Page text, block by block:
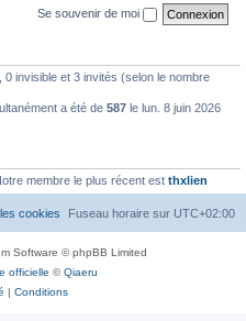
Se souvenir de moi
invisible et 3 invités (selon le nombre
a été de 587 le lun. 8 juin 2026
membre le plus récent est thxlien
Fuseau horaire sur UTC+02:00
cookies
Software © phpBB Limited
officielle ©Qiaeru
| Conditions